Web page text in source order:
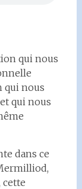
qui nous
qui nous
qui nous
dans ce
cette